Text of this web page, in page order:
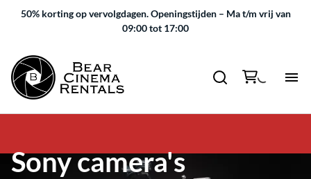
50% korting op vervolgdagen. Openingstijden – Ma t/m vrij van
09:00 tot 17:00
Sony camera's